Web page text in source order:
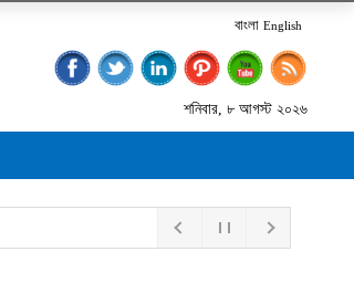
বাংলা English
শনিবার, ৮ আগস্ট ২০২৬